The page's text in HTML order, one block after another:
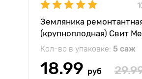
Земляника
(крупноплодная) Свит
Кол-во в упаковке: 5 саж
18.99 руб